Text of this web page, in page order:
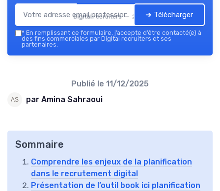
Digital recruiters — 2026➔ Télécharger
* En remplissant ce formulaire, j’accepte d’être contacté(e) à
des fins commerciales par Digital recruiters et ses
partenaires.
Publié le 11/12/2025
par Amina Sahraoui
Sommaire
Comprendre les enjeux de la planification
dans le recrutement digital
Présentation de l’outil book ici planification